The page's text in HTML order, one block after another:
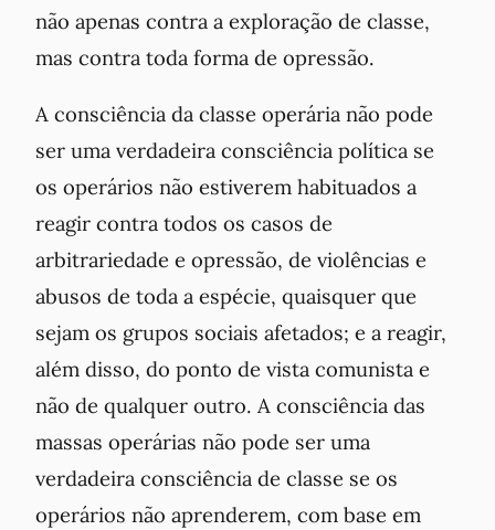
não apenas contra a exploração de classe,
mas contra toda forma de opressão.
A consciência da classe operária não pode
ser uma verdadeira consciência política se
os operários não estiverem habituados a
reagir contra todos os casos de
arbitrariedade e opressão, de violências e
abusos de toda a espécie, quaisquer que
sejam os grupos sociais afetados; e a reagir,
além disso, do ponto de vista comunista e
não de qualquer outro. A consciência das
massas operárias não pode ser uma
verdadeira consciência de classe se os
operários não aprenderem, com base em